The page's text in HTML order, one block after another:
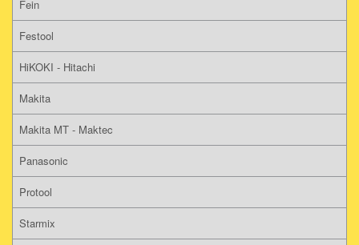
Fein
Festool
HiKOKI - Hitachi
Makita
Makita MT - Maktec
Panasonic
Protool
Starmix